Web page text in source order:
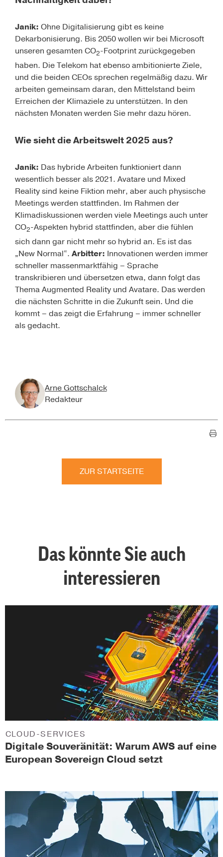
Janik: Ohne Digitalisierung gibt es keine
Dekarbonisierung. Bis 2050 wollen wir bei Microsoft
unseren gesamten CO2-Footprintzurückgegeben
haben. Die Telekom hat ebenso ambitionierte Ziele,
und die beiden CEOs sprechen regelmäßig dazu. Wir
arbeiten gemeinsam daran, den Mittelstand beim
Erreichen der Klimaziele zu unterstützen. In den
nächsten Monaten werden Sie mehr dazu hören.
Wie sieht die Arbeitswelt 2025 aus?
Janik: Das hybride Arbeiten funktioniert dann
wesentlich besser als 2021. Avatare und Mixed
Reality sind keine Fiktion mehr, aber auch physische
Meetings werden stattfinden. Im Rahmen der
Klimadiskussionen werden viele Meetings auch unter
CO2-Aspekten hybrid stattfinden, aber die fühlen
sich dann gar nicht mehr so hybrid an. Es ist das
„New Normal“. Arbitter: Innovationen werden immer
schneller massenmarktfähig – Sprache
transkribieren und übersetzen etwa, dann folgt das
Thema Augmented Reality und Avatare. Das werden
die nächsten Schritte in die Zukunft sein. Und die
kommt – das zeigt die Erfahrung – immer schneller
als gedacht.
Arne Gottschalck
Redakteur
ZUR STARTSEITE
Das könnte Sie auch
interessieren
Digitale Souveränität: Warum AWS auf eine
European Sovereign Cloud setzt
CLOUD-SERVICES